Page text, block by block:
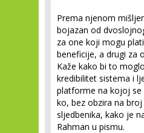
Prema njenom
bojazan od
za one koji mogu
beneficije, a drugi za
Kaže kako bi to
kredibilitet sistema i
platforme na kojoj
ko, bez obzira na
sljedbenika, kako je
Rahman u pismu.